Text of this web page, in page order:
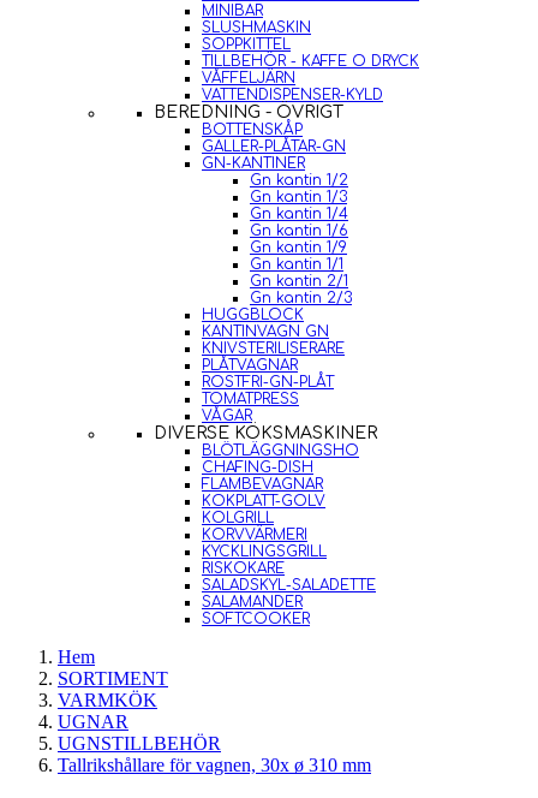
MINIBAR
SLUSHMASKIN
SOPPKITTEL
TILLBEHÖR - KAFFE O DRYCK
VÅFFELJÄRN
VATTENDISPENSER-KYLD
BEREDNING - ÖVRIGT
BOTTENSKÅP
GALLER-PLÅTAR-GN
GN-KANTINER
Gn kantin 1/2
Gn kantin 1/3
Gn kantin 1/4
Gn kantin 1/6
Gn kantin 1/9
Gn kantin 1/1
Gn kantin 2/1
Gn kantin 2/3
HUGGBLOCK
KANTINVAGN GN
KNIVSTERILISERARE
PLÅTVAGNAR
ROSTFRI-GN-PLÅT
TOMATPRESS
VÅGAR
DIVERSE KÖKSMASKINER
BLÖTLÄGGNINGSHO
CHAFING-DISH
FLAMBEVAGNAR
KOKPLATT-GOLV
KOLGRILL
KORVVÄRMERI
KYCKLINGSGRILL
RISKOKARE
SALADSKYL-SALADETTE
SALAMANDER
SOFTCOOKER
Hem
SORTIMENT
VARMKÖK
UGNAR
UGNSTILLBEHÖR
Tallrikshållare för vagnen, 30x ø 310 mm